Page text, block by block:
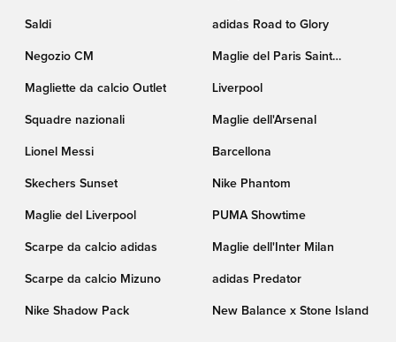
Saldi adidas Road to Glory
Negozio CM
Maglie del Paris Saint
Magliette da calcio Outlet
Liverpool
Squadre nazionali Maglie dell'Arsenal
Lionel Messi Barcellona
Skechers Sunset Nike Phantom
Maglie del Liverpool PUMA Showtime
Scarpe da calcio adidas Maglie dell'Inter Milan
Scarpe da calcio Mizuno adidas Predator
Nike Shadow Pack New Balance x Stone Island